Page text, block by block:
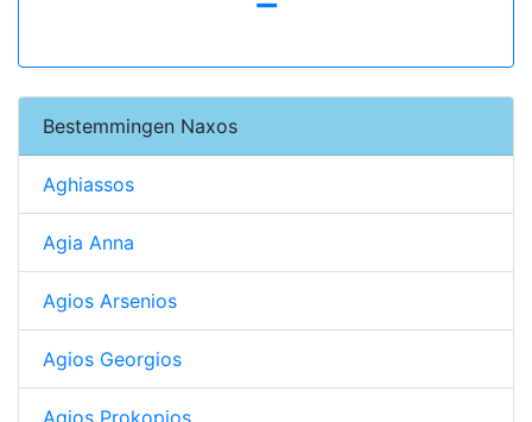
Bestemmingen Naxos
Aghiassos
Agia Anna
Agios Arsenios
Agios Georgios